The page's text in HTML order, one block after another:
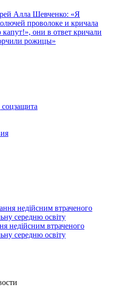
Алла Шевченко: «Я
проволоке и кричала
они в ответ кричали
рожицы»
недійсним втраченого
середню освіту